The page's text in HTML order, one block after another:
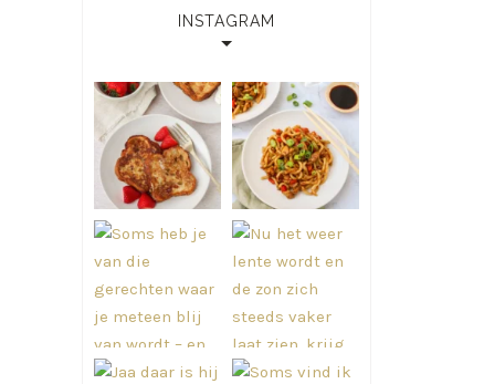
INSTAGRAM